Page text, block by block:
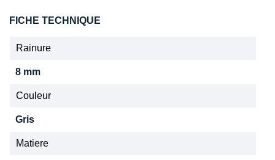
FICHE TECHNIQUE
Rainure
8 mm
Couleur
Gris
Matiere